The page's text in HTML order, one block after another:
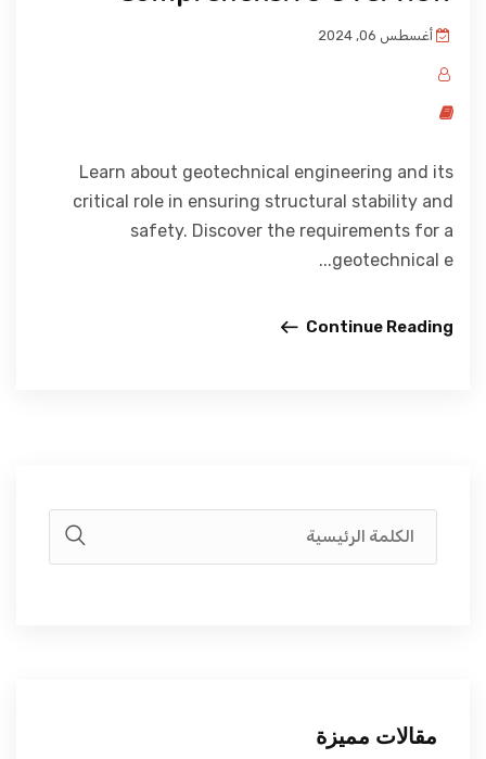
أغسطس 06, 2024
Learn about geotechnical engineering and its
critical role in ensuring structural stability and
safety. Discover the requirements for a
geotechnical e...
Continue Reading
مقالات مميزة